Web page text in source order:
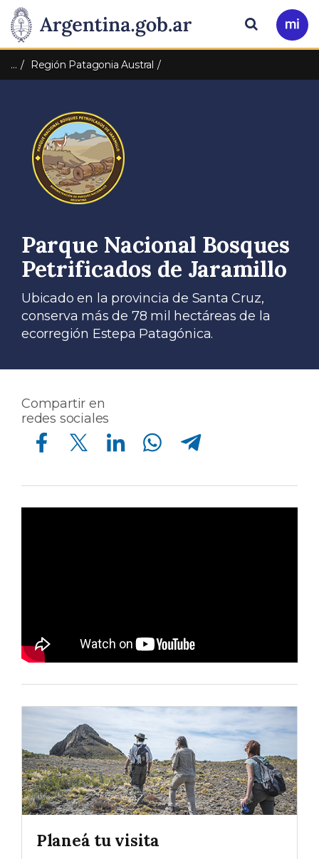
Presidencia
de
Nación
Pasar al contenido principal
Ir
a
Buscar
… Región Patagonia Austral
Parque Nacional Bosques
Petrificados de Jaramillo
Ubicado en la provincia de Santa Cruz,
conserva más de 78 mil hectáreas de la
ecorregión Estepa Patagónica.
Compartir en
redes sociales
Compartir en Facebook Compartir en Twitter Compartir en Linkedin Compartir en Whatsapp Compartir en Telegram
Planeá tu visita